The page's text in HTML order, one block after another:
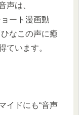
声は、
ート漫画動
なこの声に癒
ています。
イドにも“音声